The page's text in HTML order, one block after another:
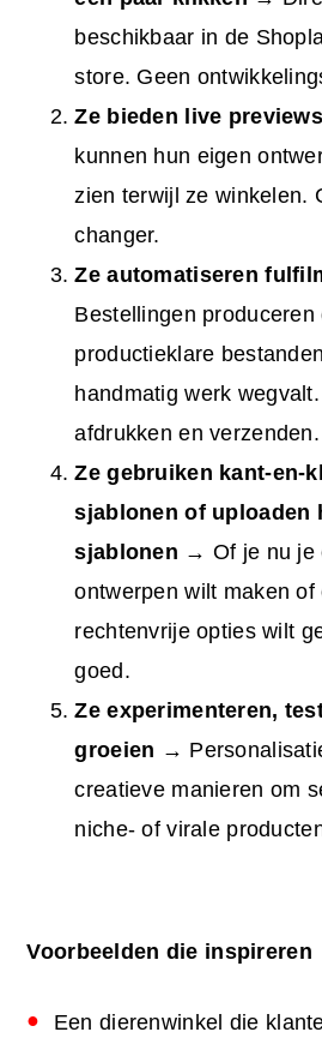
beschikbaar in de
store. Geen
Ze bieden live previews
kunnen hun eigen
zien terwijl ze winkelen.
changer.
Ze automatiseren
Bestellingen produceren
productieklare
handmatig werk
afdrukken en verzenden.
Ze gebruiken kant-en-
sjablonen of uploaden
sjablonen → Of je nu je
ontwerpen wilt maken of
rechtenvrije opties wilt
goed.
Ze experimenteren,
groeien →
creatieve manieren om
niche- of virale
Voorbeelden die inspireren
Een dierenwinkel die